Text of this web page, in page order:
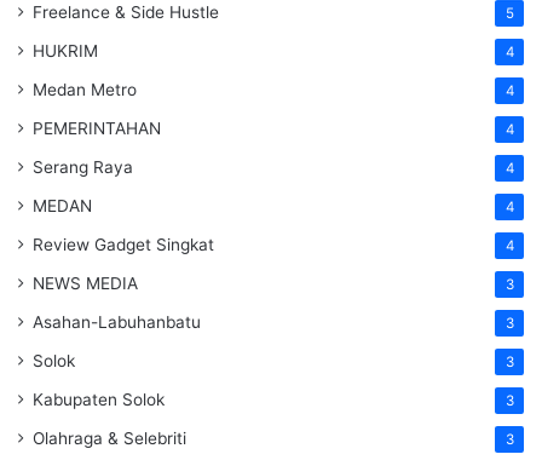
Freelance & Side Hustle 5
HUKRIM 4
Medan Metro 4
PEMERINTAHAN 4
Serang Raya 4
MEDAN 4
Review Gadget Singkat 4
NEWS MEDIA 3
Asahan-Labuhanbatu 3
Solok 3
Kabupaten Solok 3
Olahraga & Selebriti 3